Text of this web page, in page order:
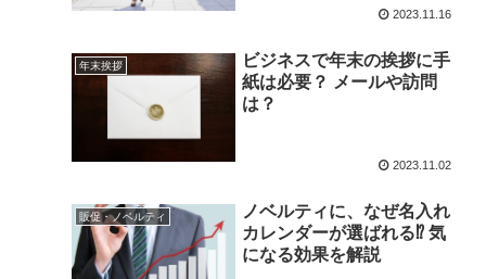
2023.11.16
年末挨拶
ビジネスで年末の挨拶に手
紙は必要？ メールや訪問
は？
2023.11.02
販促・ノベルティ
ノベルティに、なぜ名入れ
カレンダーが選ばれる⁉️ 気
になる効果を解説